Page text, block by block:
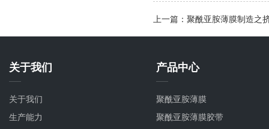
上一篇：聚酰亚胺薄膜制造之
关于我们
关于我们
生产能力
产品中心
聚酰亚胺薄膜
聚酰亚胺薄膜胶带